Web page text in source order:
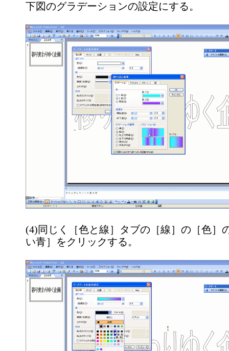
下図のグラデーションの設定にする。
(4)同じく［色と線］タブの［線］の［色
い青］をクリックする。